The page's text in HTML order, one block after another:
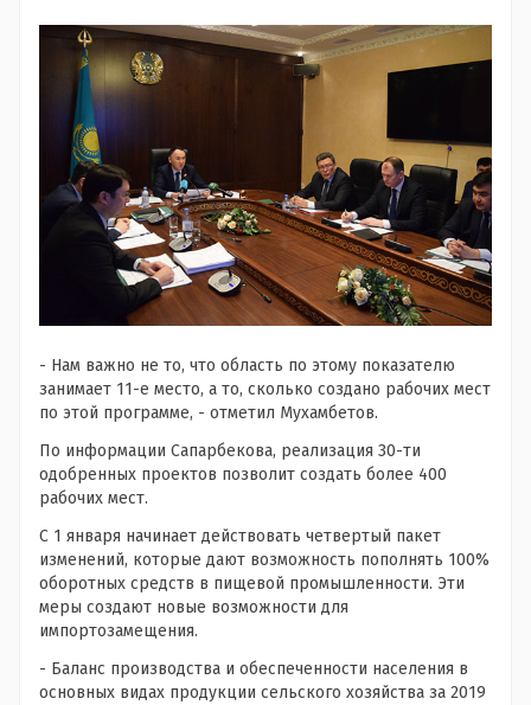
- Нам важно не то, что область по этому показателю
занимает 11-е место, а то, сколько создано рабочих мест
по этой программе, - отметил Мухамбетов.
По информации Сапарбекова, реализация 30-ти
одобренных проектов позволит создать более 400
рабочих мест.
С 1 января начинает действовать четвертый пакет
изменений, которые дают возможность пополнять 100%
оборотных средств в пищевой промышленности. Эти
меры создают новые возможности для
импортозамещения.
- Баланс производства и обеспеченности населения в
основных видах продукции сельского хозяйства за 2019